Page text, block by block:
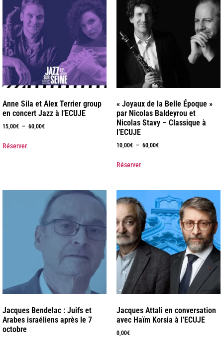
Anne Sila et Alex Terrier group
en concert Jazz à l’ECUJE
15,00€ – 60,00€
Réserver
« Joyaux de la Belle Époque »
par Nicolas Baldeyrou et
Nicolas Stavy – Classique à
l’ECUJE
10,00€ – 60,00€
Réserver
Jacques Bendelac : Juifs et
Arabes israéliens après le 7
octobre
Jacques Attali en conversation
avec Haïm Korsia à l’ECUJE
0,00€